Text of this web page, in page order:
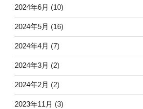
2024年6月 (10)
2024年5月 (16)
2024年4月 (7)
2024年3月 (2)
2024年2月 (2)
2023年11月 (3)